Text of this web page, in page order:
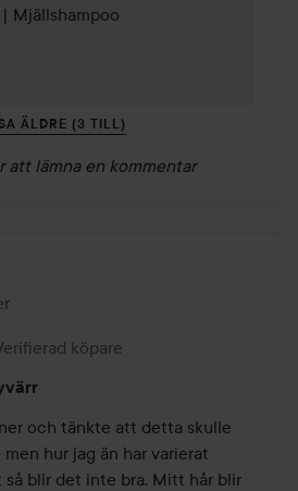
Mjällshampoo
ÄLDRE (3 TILL)
att lämna en kommentar
6 månader
köpare
och tänkte att detta skulle
hur jag än har varierat
blir det inte bra. Mitt hår blir